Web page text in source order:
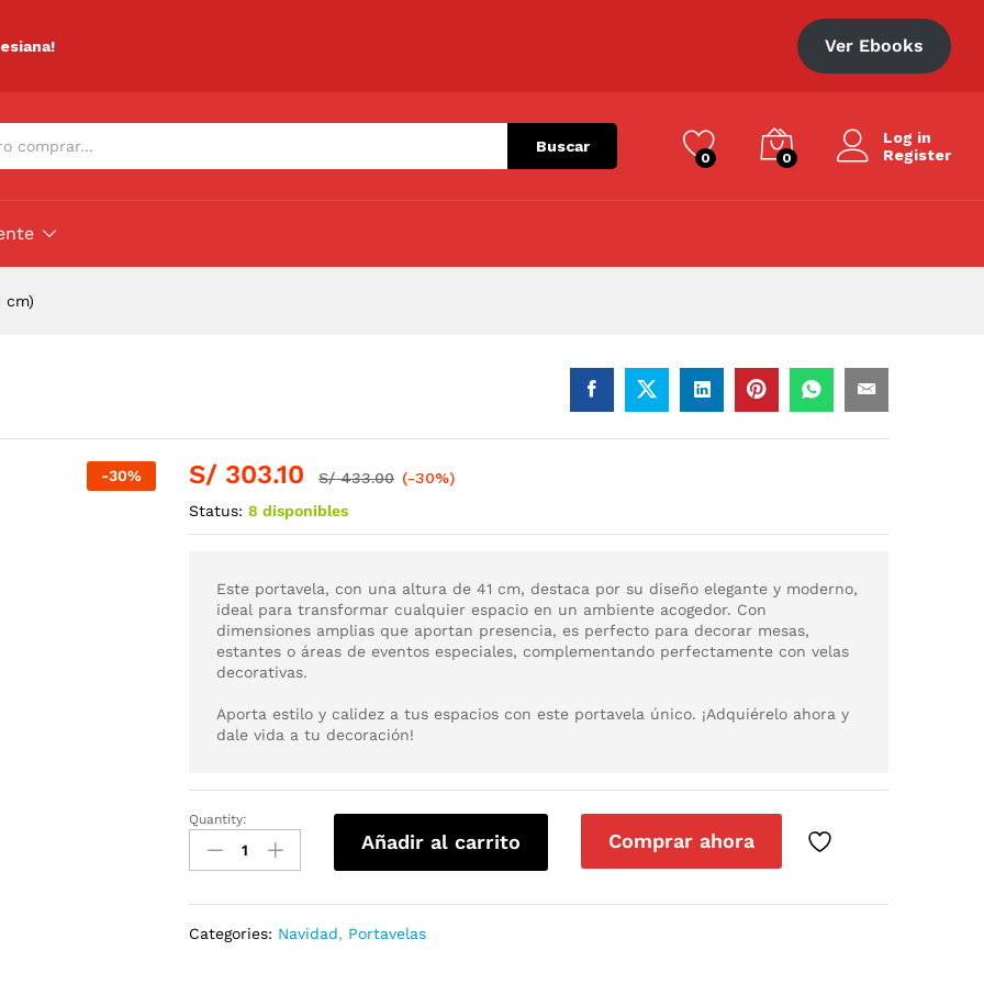
Ver Ebooks
Buscar
0 0
Log in
Register
cm)
-30% S/ 303.10 S/433.00 (-30%)
Status: 8 disponibles
Este portavela, con una altura de 41 cm, destaca por su diseño elegante y moderno,
ideal para transformar cualquier espacio en un ambiente acogedor. Con
dimensiones amplias que aportan presencia, es perfecto para decorar mesas,
estantes o áreas de eventos especiales, complementando perfectamente con velas
decorativas.
Aporta estilo y calidez a tus espacios con este portavela único. ¡Adquiérelo ahora y
dale vida a tu decoración!
Quantity:
Añadir al carrito Comprar ahora
Categories: Navidad, Portavelas
Añadir al carrito